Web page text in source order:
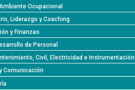
Ocupacional
Liderazgo y Coaching
y Finanzas
de Personal
Civil, Electricidad e Instrumentación
Comunicación